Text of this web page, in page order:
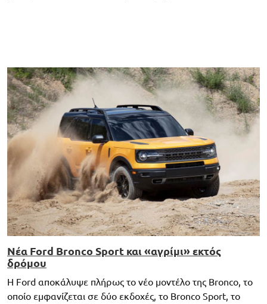
Νέα Ford Bronco Sport και «αγρίμι» εκτός
δρόμου
Η Ford αποκάλυψε πλήρως το νέο μοντέλο της Bronco, το
οποίο εμφανίζεται σε δύο εκδοχές, το Bronco Sport, το